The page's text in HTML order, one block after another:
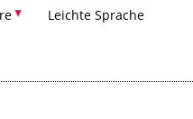
Leichte Sprache